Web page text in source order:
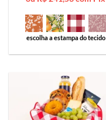
escolha a estampa do tecido